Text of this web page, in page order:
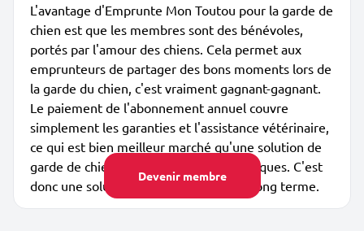
Devenir membre
L'avantage d'Emprunte Mon Toutou pour la garde de
chien est que les membres sont des bénévoles,
portés par l'amour des chiens. Cela permet aux
emprunteurs de partager des bons moments lors de
la garde du chien, c'est vraiment gagnant-gagnant.
Le paiement de l'abonnement annuel couvre
simplement les garanties et l'assistance vétérinaire,
ce qui est bien meilleur marché qu'une solution de
garde de chien par des dog sitters classiques. C'est
donc une solution peu coûteuse sur le long terme.